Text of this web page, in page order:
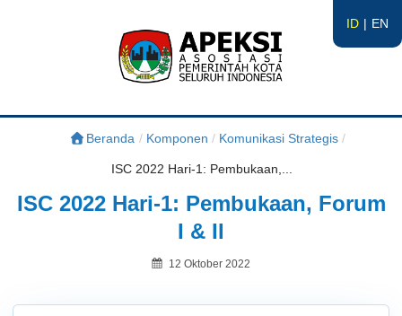
ID EN
APEKSI
#APEKSInergiBeranda / Komponen / Komunikasi Strategis /
ISC 2022 Hari-1: Pembukaan,...
ISC 2022 Hari-1: Pembukaan, Forum
I & II
Posted
12 Oktober 2022